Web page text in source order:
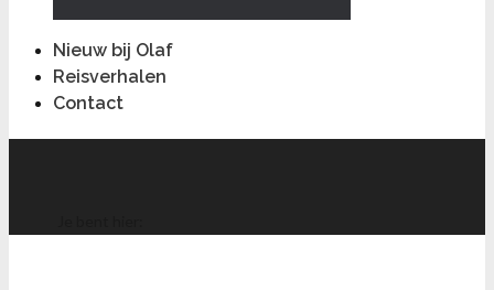
Nieuw bij Olaf
Reisverhalen
Contact